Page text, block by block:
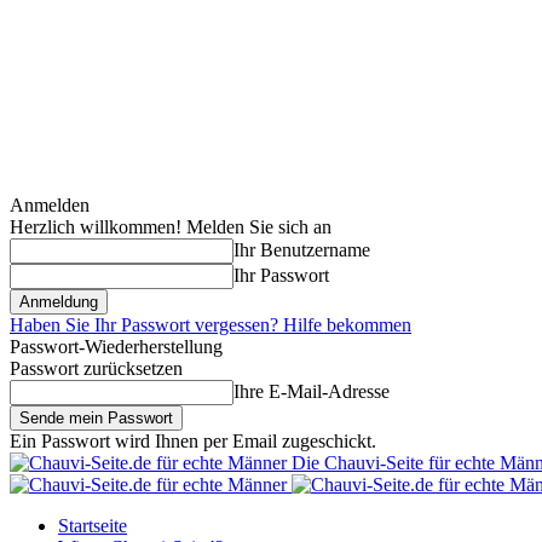
Anmelden
Herzlich willkommen! Melden Sie sich an
Ihr Benutzername
Ihr Passwort
Haben Sie Ihr Passwort vergessen? Hilfe bekommen
Passwort-Wiederherstellung
Passwort zurücksetzen
Ihre E-Mail-Adresse
Ein Passwort wird Ihnen per Email zugeschickt.
Die Chauvi-Seite für echte
Startseite